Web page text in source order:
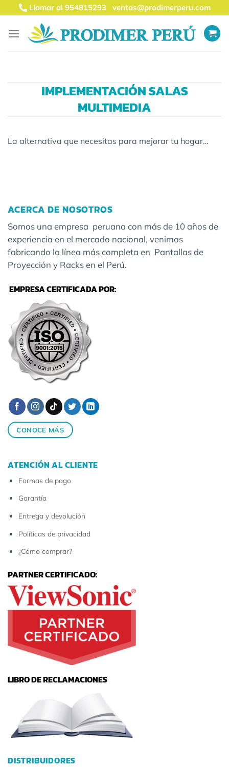
Saltar
al
contenido
Llamar al 954815293ventas@prodimerperu.com
IMPLEMENTACIÓN SALAS
MULTIMEDIA
La alternativa que necesitas para mejorar tu hogar…
ACERCA DE NOSOTROS
Somos una empresa peruana con más de 10 años de
experiencia en el mercado nacional, venimos
fabricando la línea más completa en Pantallas de
Proyección y Racks en el Perú.
EMPRESA CERTIFICADA POR:
CONOCE MÁS
ATENCIÓN AL CLIENTE
Formas de pago
Garantía
Entrega y devolución
Políticas de privacidad
¿Cómo comprar?
PARTNER CERTIFICADO:
LIBRO DE RECLAMACIONES
DISTRIBUIDORES